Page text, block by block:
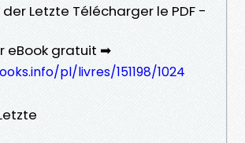
Letzte Télécharger le PDF -
eBook gratuit ➡
pl/livres/151198/1024